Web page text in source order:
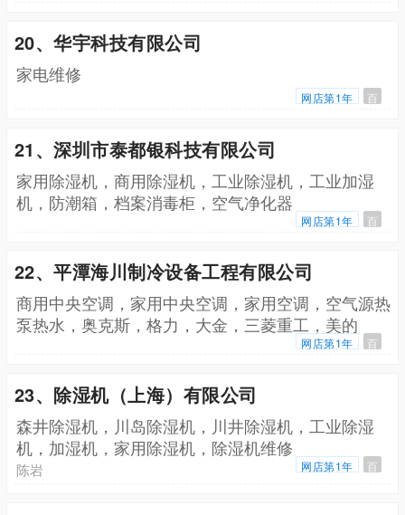
20、华宇科技有限公司
家电维修
网店第1年 百
21、深圳市泰都银科技有限公司
家用除湿机，商用除湿机，工业除湿机，工业加湿
机，防潮箱，档案消毒柜，空气净化器
网店第1年 百
22、平潭海川制冷设备工程有限公司
商用中央空调，家用中央空调，家用空调，空气源热
泵热水，奥克斯，格力，大金，三菱重工，美的
网店第1年 百
23、除湿机（上海）有限公司
森井除湿机，川岛除湿机，川井除湿机，工业除湿
机，加湿机，家用除湿机，除湿机维修
陈岩 网店第1年 百